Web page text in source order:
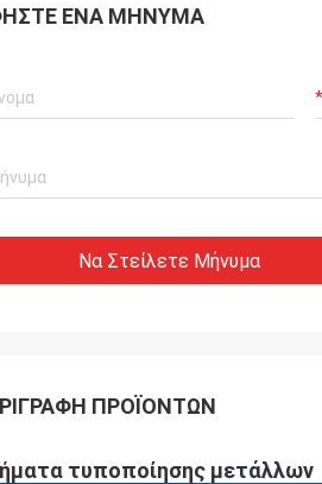
ΈΝΑ ΜΉΝΥΜΑ
Να Στείλετε Μήνυμα
ΠΡΟΪΌΝΤΩΝ
τυποποίησης μετάλλων